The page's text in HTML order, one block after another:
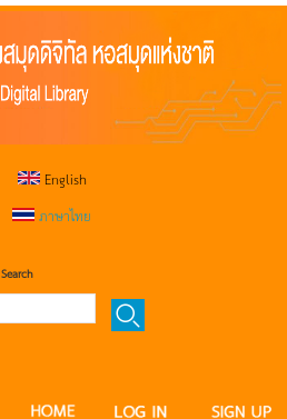
English
ภาษาไทย
Search